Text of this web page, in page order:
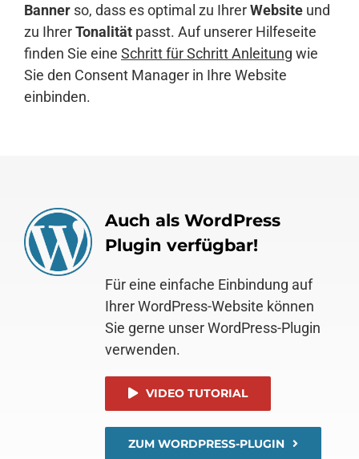
Banner so, dass es optimal zu IhrerWebsite und
zu IhrerTonalität passt. Auf unserer Hilfeseite
finden Sie eine Schritt für Schritt Anleitung wie
Sie den Consent Manager in Ihre Website
einbinden.
Auch als WordPress
Plugin verfügbar!
Für eine einfache Einbindung auf
Ihrer WordPress-Website können
Sie gerne unser WordPress-Plugin
verwenden.
VIDEO TUTORIAL
ZUM WORDPRESS-PLUGIN